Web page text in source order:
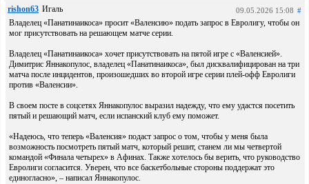
rishon63 Игаль 09.05.2026 15:08 #
Владелец «Панатинаикоса» просит «Валенсию» подать запрос в Евролигу, чтобы он
мог присутствовать на решающем матче серии.
Владелец «Панатинаикоса» хочет присутствовать на пятой игре с «Валенсией».
Димитрис Яннакопулос, владелец «Панатинаикоса», был дисквалифицирован на три
матча после инцидентов, произошедших во второй игре серии плей-офф Евролиги
против «Валенсии».
В своем посте в соцсетях Яннакопулос выразил надежду, что ему удастся посетить
пятый и решающий матч, если испанский клуб ему поможет.
«Надеюсь, что теперь «Валенсия» подаст запрос о том, чтобы у меня была
возможность посмотреть пятый матч, который решит, станем ли мы четвертой
командой «Финала четырех» в Афинах. Также хотелось бы верить, что руководство
Евролиги согласится. Уверен, что все баскетбольные стороны поддержат это
единогласно», – написал Яннакопулос.